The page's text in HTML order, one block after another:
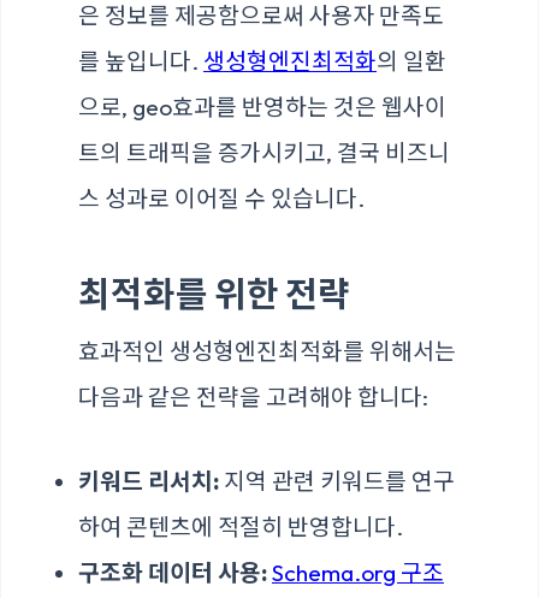
은 정보를 제공함으로써 사용자 만족도
를 높입니다. 생성형엔진최적화의 일환
으로, geo효과를 반영하는 것은 웹사이
트의 트래픽을 증가시키고, 결국 비즈니
스 성과로 이어질 수 있습니다.
최적화를 위한 전략
효과적인 생성형엔진최적화를 위해서는
다음과 같은 전략을 고려해야 합니다:
키워드 리서치: 지역 관련 키워드를 연구
하여 콘텐츠에 적절히 반영합니다.
구조화 데이터 사용:Schema.org 구조